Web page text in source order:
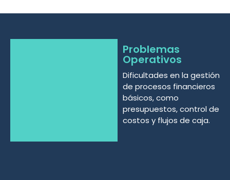
Problemas
Operativos
Dificultades en la gestión
de procesos financieros
básicos, como
presupuestos, control de
costos y flujos de caja.